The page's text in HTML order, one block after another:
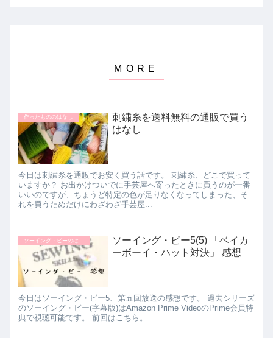
作ったもののはなし
刺繍糸を送料無料の通販で買う
はなし
今日は刺繍糸を通販でお安く買う話です。 刺繍糸、どこで買って
いますか？ お出かけついでに手芸屋へ寄ったときに買うのが一番
いいのですが、ちょうど特定の色が足りなくなってしまった、そ
れを買うためだけにわざわざ手芸屋...
ソーイング・ビー5(5) 「ベイカ
ーボーイ・ハット対決」 感想
今日はソーイング・ビー5、第五回放送の感想です。 過去シリーズ
のソーイング・ビー(字幕版)はAmazon Prime VideoのPrime会員特
典で視聴可能です。 前回はこちら。 ...